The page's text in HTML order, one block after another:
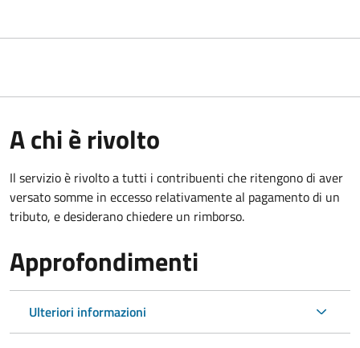
A chi è rivolto
Il servizio è rivolto a tutti i contribuenti che ritengono di aver
versato somme in eccesso relativamente al pagamento di un
tributo, e desiderano chiedere un rimborso.
Approfondimenti
Ulteriori informazioni